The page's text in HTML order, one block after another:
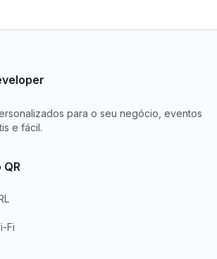
para o seu negócio, eventos
e fácil.
Fi